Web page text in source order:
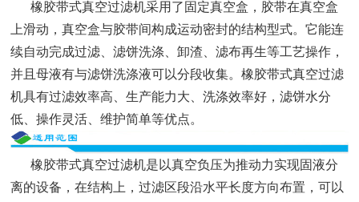
橡胶带式真空过滤机采用了固定真空盒，胶带在真空盒
上滑动，真空盒与胶带间构成运动密封的结构型式。它能连
续自动完成过滤、滤饼洗涤、卸渣、滤布再生等工艺操作，
并且母液有与滤饼洗涤液可以分段收集。橡胶带式真空过滤
机具有过滤效率高、生产能力大、洗涤效率好，滤饼水分
低、操作灵活、维护简单等优点。
橡胶带式真空过滤机是以真空负压为推动力实现固液分
离的设备，在结构上，过滤区段沿水平长度方向布置，可以